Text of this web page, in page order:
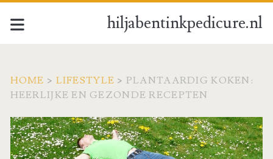
hiljabentinkpedicure.nl
HOME > LIFESTYLE > PLANTAARDIG KOKEN:
HEERLIJKE EN GEZONDE RECEPTEN